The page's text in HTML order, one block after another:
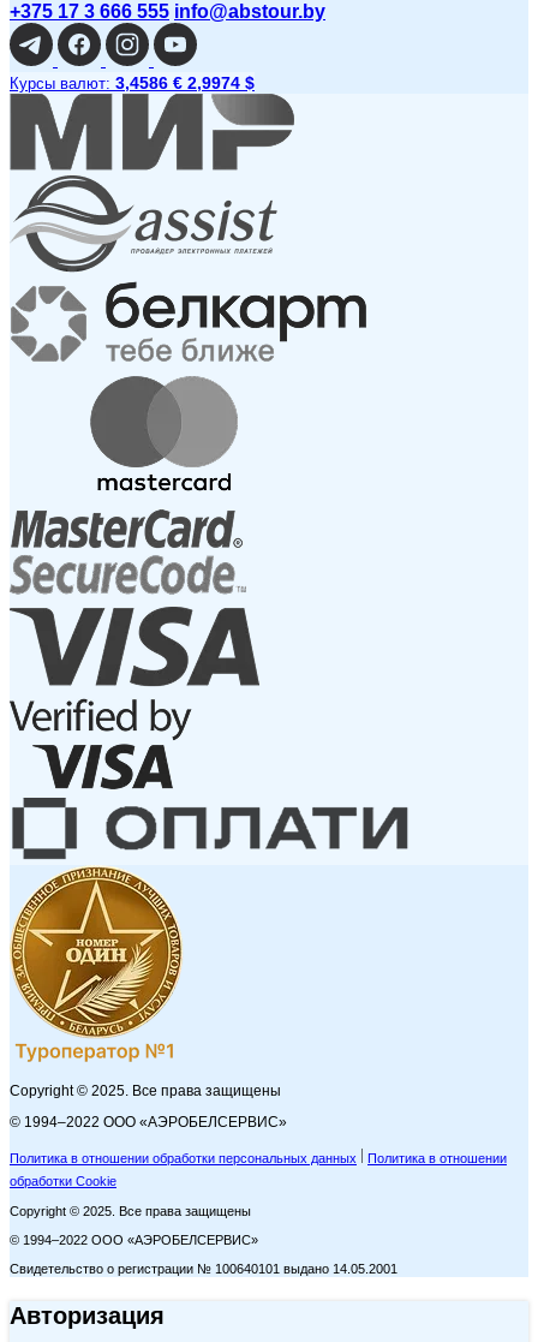
+375 17 3 666 555 info@abstour.by
Курсы валют: 3,4586 € 2,9974 $
Copyright © 2025. Все права защищены
© 1994–2022 ООО «АЭРОБЕЛСЕРВИС»
Политика в отношении обработки персональных данных
Политика в отношении
обработки Cookie
Copyright © 2025. Все права защищены
© 1994–2022 ООО «АЭРОБЕЛСЕРВИС»
Свидетельство о регистрации № 100640101 выдано 14.05.2001
Авторизация